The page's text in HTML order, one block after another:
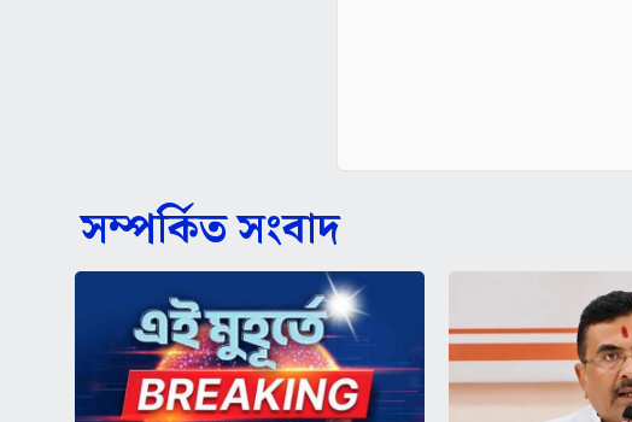
সম্পর্কিত সংবাদ